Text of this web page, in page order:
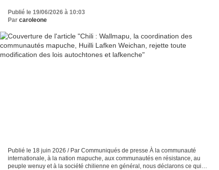
et lafkenche
Publié le 19/06/2026 à 10:03
Par caroleone
Publié le 18 juin 2026 / Par Communiqués de presse À la communauté
internationale, à la nation mapuche, aux communautés en résistance, au
peuple wenuy et à la société chilienne en général, nous déclarons ce qui